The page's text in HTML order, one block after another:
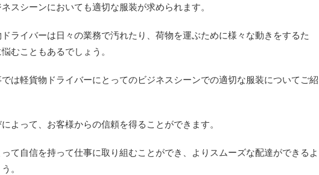
スシーンにおいても適切な服装が求められます。
ライバーは日々の業務で汚れたり、荷物を運ぶために様々な動きをするた
むこともあるでしょう。
は軽貨物ドライバーにとってのビジネスシーンでの適切な服装についてご紹
よって、お客様からの信頼を得ることができます。
て自信を持って仕事に取り組むことができ、よりスムーズな配達ができるよ
。